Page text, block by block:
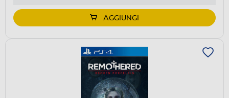
AGGIUNGI